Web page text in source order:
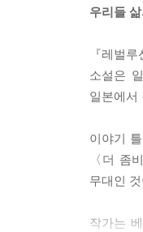
우리들
『레벌
소설은
일본에서
이야기
〈더 좀
무대인
작가는